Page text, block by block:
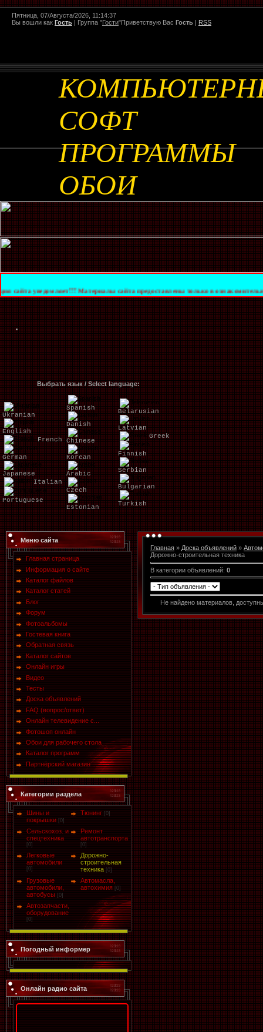
Пятница, 07/Августа/2026, 11:14:37
Вы вошли как Гость | Группа "Гости"Приветствую Вас Гость | RSS
СОФТ
ПРОГРАММЫ
ОБОИ
Материалы сайта предоставлены только в ознакомительных целях.
Выбрать язык / Select language:
Ukranian
English
French
German
Japanese
Italian
Portuguese
Spanish
Danish
Chinese
Korean
Arabic
Czech
Estonian
Belarusian
Latvian
Greek
Finnish
Serbian
Bulgarian
Turkish
Меню сайта
Главная страница
Информация о сайте
Каталог файлов
Каталог статей
Блог
Форум
Фотоальбомы
Гостевая книга
Обратная связь
Каталог сайтов
Онлайн игры
Видео
Тесты
Доска объявлений
FAQ (вопрос/ответ)
Онлайн телевидение с...
Фотошоп онлайн
Обои для рабочего стола
Каталог программ
Партнёрский магазин ...
Категории раздела
Шины и
покрышки [0]
Тюнинг [0]
Сельскохоз. и
спецтехника
[0]
Ремонт
автотранспорта
[0]
Легковые
автомобили
[0]
Дорожно-
строительная
техника [0]
Грузовые
автомобили,
автобусы [0]
Автомасла,
автохимия [0]
Автозапчасти,
оборудование
[0]
Погодный информер
Онлайн радио сайта
Главная » Доска объявлений »
Дорожно-строительная техника
В категории объявлений: 0
Не найдено материалов,